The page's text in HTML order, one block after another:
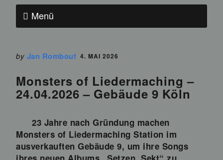
Menü
by Jan Rombout 4. MAI 2026
Monsters of Liedermaching –
24.04.2026 – Gebäude 9 Köln
23 Jahre nach Gründung machen
Monsters of Liedermaching Station im
ausverkauften Gebäude 9, um ihre Songs